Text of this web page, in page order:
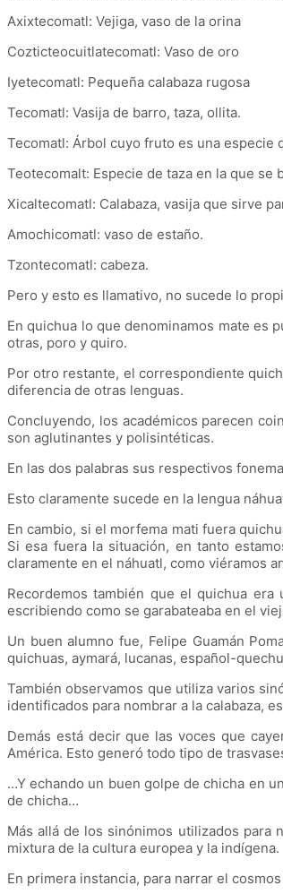
Axixtecomatl: Vejiga, vaso de la orina
Cozticteocuitlatecomatl: Vaso de oro
Iyetecomatl: Pequeña calabaza rugosa
Tecomatl: Vasija de barro, taza, ollita.
Tecomatl: Árbol cuyo fruto es una especie
Teotecomalt: Especie de taza en la que se
Xicaltecomatl: Calabaza, vasija que sirve
Amochicomatl: vaso de estaño.
Tzontecomatl: cabeza.
Pero y esto es llamativo, no sucede lo
En quichua lo que denominamos mate es
otras, poro y quiro.
Por otro restante, el correspondiente
diferencia de otras lenguas.
Concluyendo, los académicos parecen
son aglutinantes y polisintéticas.
En las dos palabras sus respectivos
Esto claramente sucede en la lengua
En cambio, si el morfema mati fuera
Si esa fuera la situación, en tanto
claramente en el náhuatl, como viéramos
Recordemos también que el quichua
escribiendo como se garabateaba en el
Un buen alumno fue, Felipe Guamán
quichuas, aymará, lucanas, español-
También observamos que utiliza varios
identificados para nombrar a la calabaza,
Demás está decir que las voces que
América. Esto generó todo tipo de
…Y echando un buen golpe de chicha en
de chicha…
Más allá de los sinónimos utilizados para
mixtura de la cultura europea y la indígena.
En primera instancia, para narrar el